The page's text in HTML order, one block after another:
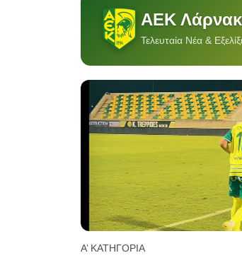
ΑΕΚ
Τελευταία Νέα &
Α’ ΚΑΤΗΓΟΡΊΑ